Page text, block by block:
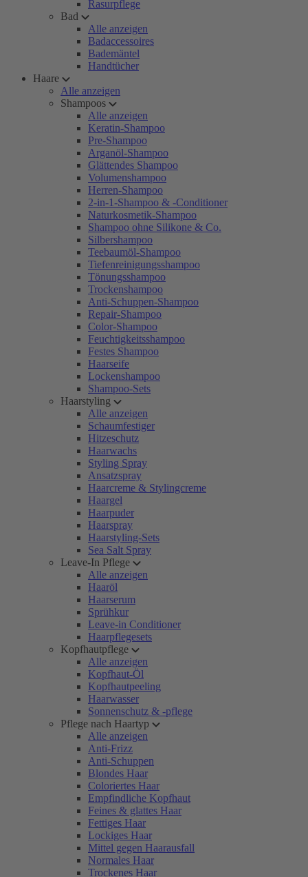
Rasurpflege
Bad
Alle anzeigen
Badaccessoires
Bademäntel
Handtücher
Haare
Alle anzeigen
Shampoos
Alle anzeigen
Keratin-Shampoo
Pre-Shampoo
Arganöl-Shampoo
Glättendes Shampoo
Volumenshampoo
Herren-Shampoo
2-in-1-Shampoo & -Conditioner
Naturkosmetik-Shampoo
Shampoo ohne Silikone & Co.
Silbershampoo
Teebaumöl-Shampoo
Tiefenreinigungsshampoo
Tönungsshampoo
Trockenshampoo
Anti-Schuppen-Shampoo
Repair-Shampoo
Color-Shampoo
Feuchtigkeitsshampoo
Festes Shampoo
Haarseife
Lockenshampoo
Shampoo-Sets
Haarstyling
Alle anzeigen
Schaumfestiger
Hitzeschutz
Haarwachs
Styling Spray
Ansatzspray
Haarcreme & Stylingcreme
Haargel
Haarpuder
Haarspray
Haarstyling-Sets
Sea Salt Spray
Leave-In Pflege
Alle anzeigen
Haaröl
Haarserum
Sprühkur
Leave-in Conditioner
Haarpflegesets
Kopfhautpflege
Alle anzeigen
Kopfhaut-Öl
Kopfhautpeeling
Haarwasser
Sonnenschutz & -pflege
Pflege nach Haartyp
Alle anzeigen
Anti-Frizz
Anti-Schuppen
Blondes Haar
Coloriertes Haar
Empfindliche Kopfhaut
Feines & glattes Haar
Fettiges Haar
Lockiges Haar
Mittel gegen Haarausfall
Normales Haar
Trockenes Haar